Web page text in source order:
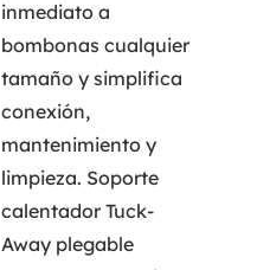
inmediato a
bombonas cualquier
tamaño y simplifica
conexión,
mantenimiento y
limpieza. Soporte
calentador Tuck-
Away plegable